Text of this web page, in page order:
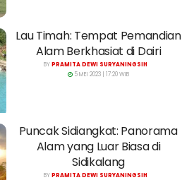
Lau Timah: Tempat Pemandian
Alam Berkhasiat di Dairi
BYPRAMITA DEWI SURYANINGSIH
5 MEI 2023 | 17:20 WIB
Puncak Sidiangkat: Panorama
Alam yang Luar Biasa di
Sidikalang
BYPRAMITA DEWI SURYANINGSIH